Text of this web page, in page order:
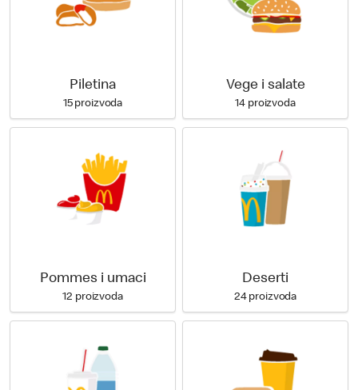
Piletina
15 proizvoda
Vege i salate
14 proizvoda
Pommes i umaci
12 proizvoda
Deserti
24 proizvoda